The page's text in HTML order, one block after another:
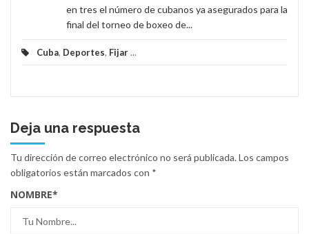
en tres el número de cubanos ya asegurados para la
final del torneo de boxeo de...
Cuba, Deportes, Fijar...
Deja una respuesta
Tu dirección de correo electrónico no será publicada.Los campos
obligatorios están marcados con *
NOMBRE*